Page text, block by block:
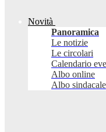
Novità
Panoramica
Le notizie
Le circolari
Calendario
Albo online
Albo sindacale